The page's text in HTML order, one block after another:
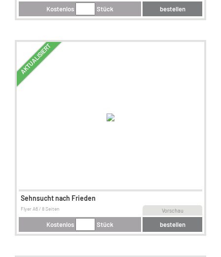
Kostenlos Stück bestellen
AKTUALISIERT
Sehnsucht nach Frieden
Vorschau
Flyer A6 / 8 Seiten
Kostenlos Stück bestellen